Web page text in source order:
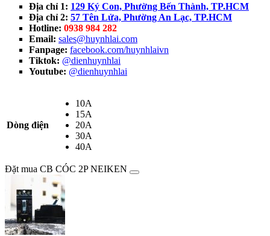
Địa chỉ 1: 129 Ký Con, Phường Bến Thành, TP.HCM
Địa chỉ 2: 57 Tên Lửa, Phường An Lạc, TP.HCM
Hotline: 0938 984 282
Email: sales@huynhlai.com
Fanpage: facebook.com/huynhlaivn
Tiktok: @dienhuynhlai
Youtube: @dienhuynhlai
Dòng điện
10A
15A
20A
30A
40A
Đặt mua CB CÓC 2P NEIKEN